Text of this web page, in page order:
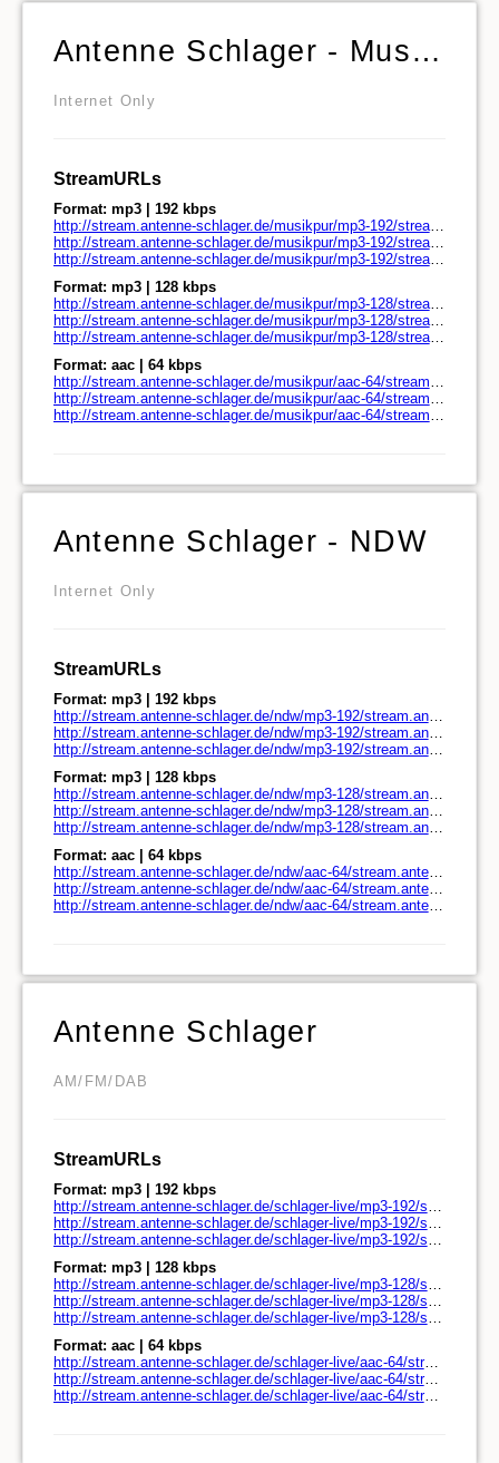
Antenne Schlager - Musik pur
Internet Only
StreamURLs
Format: mp3 | 192 kbps
http://stream.antenne-schlager.de/musikpur/mp3-192/stream.antenne-schlager.de/
http://stream.antenne-schlager.de/musikpur/mp3-192/stream.antenne-schlager.de/play.pls
http://stream.antenne-schlager.de/musikpur/mp3-192/stream.antenne-schlager.de/play.m3u
Format: mp3 | 128 kbps
http://stream.antenne-schlager.de/musikpur/mp3-128/stream.antenne-schlager.de/
http://stream.antenne-schlager.de/musikpur/mp3-128/stream.antenne-schlager.de/play.pls
http://stream.antenne-schlager.de/musikpur/mp3-128/stream.antenne-schlager.de/play.m3u
Format: aac | 64 kbps
http://stream.antenne-schlager.de/musikpur/aac-64/stream.antenne-schlager.de/
http://stream.antenne-schlager.de/musikpur/aac-64/stream.antenne-schlager.de/play.pls
http://stream.antenne-schlager.de/musikpur/aac-64/stream.antenne-schlager.de/play.m3u
Antenne Schlager - NDW
Internet Only
StreamURLs
Format: mp3 | 192 kbps
http://stream.antenne-schlager.de/ndw/mp3-192/stream.antenne-schlager.de/
http://stream.antenne-schlager.de/ndw/mp3-192/stream.antenne-schlager.de/play.pls
http://stream.antenne-schlager.de/ndw/mp3-192/stream.antenne-schlager.de/play.m3u
Format: mp3 | 128 kbps
http://stream.antenne-schlager.de/ndw/mp3-128/stream.antenne-schlager.de/
http://stream.antenne-schlager.de/ndw/mp3-128/stream.antenne-schlager.de/play.pls
http://stream.antenne-schlager.de/ndw/mp3-128/stream.antenne-schlager.de/play.m3u
Format: aac | 64 kbps
http://stream.antenne-schlager.de/ndw/aac-64/stream.antenne-schlager.de/
http://stream.antenne-schlager.de/ndw/aac-64/stream.antenne-schlager.de/play.pls
http://stream.antenne-schlager.de/ndw/aac-64/stream.antenne-schlager.de/play.m3u
Antenne Schlager
AM/FM/DAB
StreamURLs
Format: mp3 | 192 kbps
http://stream.antenne-schlager.de/schlager-live/mp3-192/stream.antenne-schlager.de/
http://stream.antenne-schlager.de/schlager-live/mp3-192/stream.antenne-schlager.de/play.pls
http://stream.antenne-schlager.de/schlager-live/mp3-192/stream.antenne-schlager.de/play.m3u
Format: mp3 | 128 kbps
http://stream.antenne-schlager.de/schlager-live/mp3-128/stream.antenne-schlager.de/
http://stream.antenne-schlager.de/schlager-live/mp3-128/stream.antenne-schlager.de/play.pls
http://stream.antenne-schlager.de/schlager-live/mp3-128/stream.antenne-schlager.de/play.m3u
Format: aac | 64 kbps
http://stream.antenne-schlager.de/schlager-live/aac-64/stream.antenne-schlager.de/
http://stream.antenne-schlager.de/schlager-live/aac-64/stream.antenne-schlager.de/play.pls
http://stream.antenne-schlager.de/schlager-live/aac-64/stream.antenne-schlager.de/play.m3u